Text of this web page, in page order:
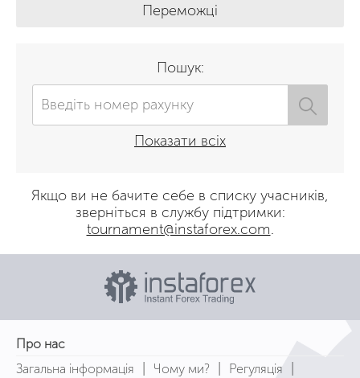
переможці
Пошук:
Показати всіх
Якщо ви не бачите себе в списку учасників,
зверніться в службу підтримки:
tournament@instaforex.com.
Про нас
Загальна інформація
| Чому ми? | Регуляція |